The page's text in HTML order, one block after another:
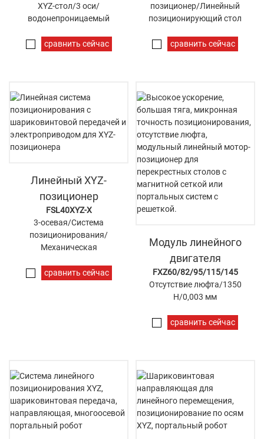
XYZ-стол/3 оси/
водонепроницаемый
сравнить сейчас
позиционер/Линейный
позиционирующий стол
сравнить сейчас
Линейный XYZ-
позиционер
FSL40XYZ-X
3-осевая/Система
позиционирования/
Механическая
сравнить сейчас
Модуль линейного
двигателя
FXZ60/82/95/115/145
Отсутствие люфта/1350
Н/0,003 мм
сравнить сейчас